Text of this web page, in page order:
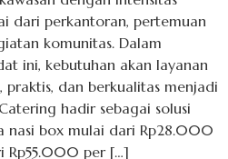
dari perkantoran, pertemuan
komunitas. Dalam
ini, kebutuhan akan layanan
dan berkualitas menjadi
hadir sebagai solusi
nasi box mulai dari Rp28.000
Rp55.000 per […]